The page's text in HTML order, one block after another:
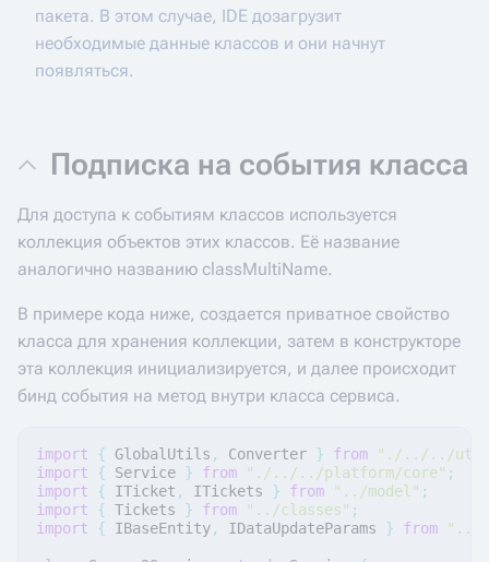
пакета. В этом случае, IDE дозагрузит
необходимые данные классов и они начнут
появляться.
Подписка на события класса
Для доступа к событиям классов используется
коллекция объектов этих классов. Её название
аналогично названию classMultiName.
В примере кода ниже, создается приватное свойство
класса для хранения коллекции, затем в конструкторе
эта коллекция инициализируется, и далее происходит
бинд события на метод внутри класса сервиса.
import { GlobalUtils , Converter } from
"./../../
import
{ Service } from "./../../platform/core" ;
import
{ ITicket , ITickets } from "../model" ;
import
{ Tickets } from "../classes" ;
import
{ IBaseEntity, IDataUpdateParams } from "../